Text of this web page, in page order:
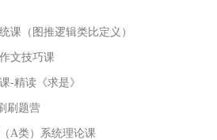
课（图推逻辑类比定义）
文技巧课
-精读《求是》
刷题营
A类）系统理论课